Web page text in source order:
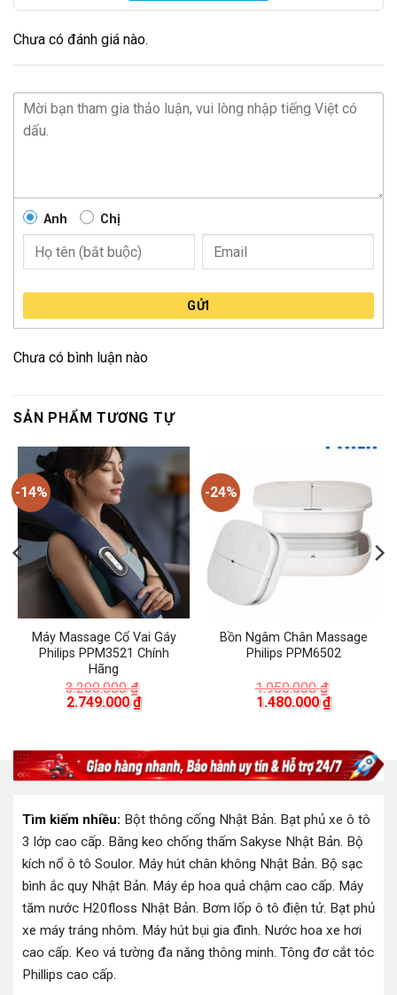
Chưa có đánh giá nào.
Anh Chị
GỬI
Chưa có bình luận nào
SẢN PHẨM TƯƠNG TỰ
-14%
Máy Massage Cổ Vai Gáy
Philips PPM3521 Chính
Hãng
3.200.000₫
Giá
2.749.000₫Giá
hiện
2.749.000 ₫.
-24%
Bồn Ngâm Chân Massage
Philips PPM6502
1.950.000₫
Giá
1.480.000₫Giá
hiện
1.480.000
₫.
Tìm kiếm nhiều: Bột thông cống Nhật Bản. Bạt phủ xe ô tô
3 lớp cao cấp. Băng keo chống thấm Sakyse Nhật Bản. Bộ
kích nổ ô tô Soulor. Máy hút chân không Nhật Bản. Bộ sạc
bình ắc quy Nhật Bản. Máy ép hoa quả chậm cao cấp. Máy
tăm nước H20floss Nhật Bản. Bơm lốp ô tô điện tử. Bạt phủ
xe máy tráng nhôm. Máy hút bụi gia đình. Nước hoa xe hơi
cao cấp. Keo vá tường đa năng thông minh. Tông đơ cắt tóc
Phillips cao cấp.